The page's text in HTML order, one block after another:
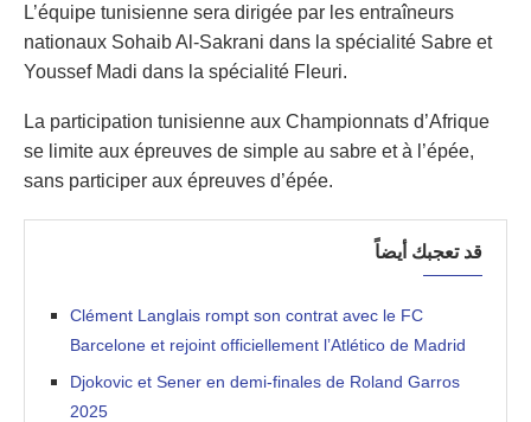
L’équipe tunisienne sera dirigée par les entraîneurs
nationaux Sohaib Al-Sakrani dans la spécialité Sabre et
Youssef Madi dans la spécialité Fleuri.
La participation tunisienne aux Championnats d’Afrique
se limite aux épreuves de simple au sabre et à l’épée,
sans participer aux épreuves d’épée.
قد تعجبك أيضاً
Clément Langlais rompt son contrat avec le FC
Barcelone et rejoint officiellement l’Atlético de Madrid
Djokovic et Sener en demi-finales de Roland Garros
2025